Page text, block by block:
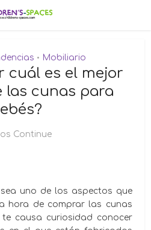
• Mobiliario
cuál es el mejor
las cunas para
Continue
uno de los aspectos que
hora de comprar las cunas
causa curiosidad conocer